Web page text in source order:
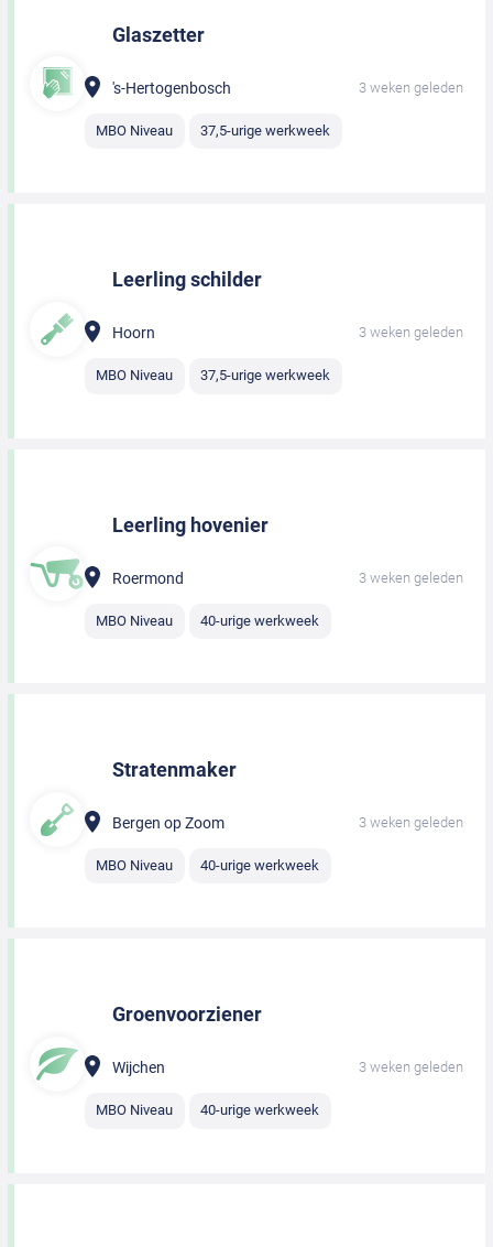
Glaszetter
's-Hertogenbosch 3 weken geleden
MBO Niveau 37,5-urige werkweek
Leerling schilder
Hoorn 3 weken geleden
MBO Niveau 37,5-urige werkweek
Leerling hovenier
Roermond 3 weken geleden
MBO Niveau 40-urige werkweek
Stratenmaker
Bergen op Zoom 3 weken geleden
MBO Niveau 40-urige werkweek
Groenvoorziener
Wijchen 3 weken geleden
MBO Niveau 40-urige werkweek